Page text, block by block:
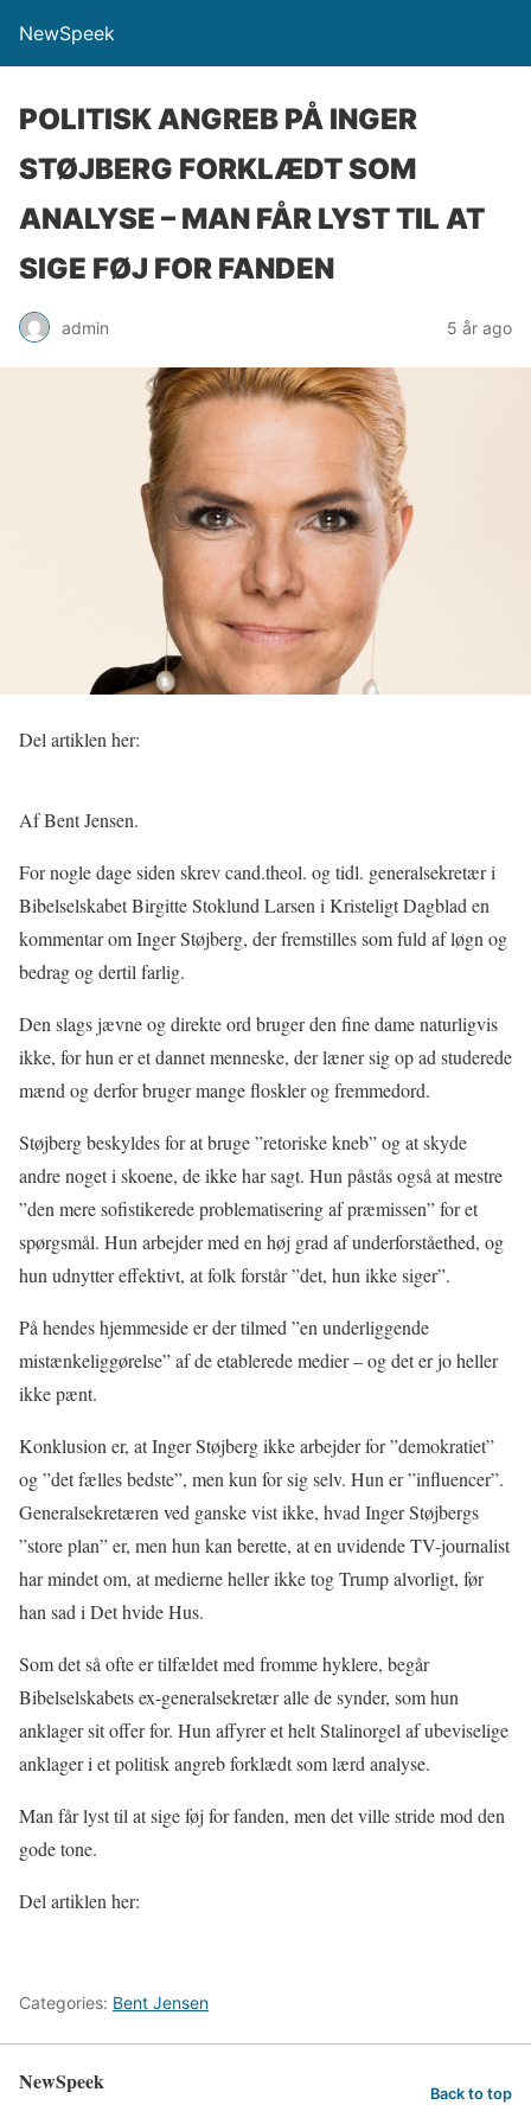
NewSpeek
POLITISK ANGREB PÅ INGER
STØJBERG FORKLÆDT SOM
ANALYSE – MAN FÅR LYST TIL AT
SIGE FØJ FOR FANDEN
admin 5 år ago
Del artiklen her:
Af Bent Jensen.
For nogle dage siden skrev cand.theol. og tidl. generalsekretær i
Bibelselskabet Birgitte Stoklund Larsen i Kristeligt Dagblad en
kommentar om Inger Støjberg, der fremstilles som fuld af løgn og
bedrag og dertil farlig.
Den slags jævne og direkte ord bruger den fine dame naturligvis
ikke, for hun er et dannet menneske, der læner sig op ad studerede
mænd og derfor bruger mange floskler og fremmedord.
Støjberg beskyldes for at bruge ”retoriske kneb” og at skyde
andre noget i skoene, de ikke har sagt. Hun påstås også at mestre
”den mere sofistikerede problematisering af præmissen” for et
spørgsmål. Hun arbejder med en høj grad af underforståethed, og
hun udnytter effektivt, at folk forstår ”det, hun ikke siger”.
På hendes hjemmeside er der tilmed ”en underliggende
mistænkeliggørelse” af de etablerede medier – og det er jo heller
ikke pænt.
Konklusion er, at Inger Støjberg ikke arbejder for ”demokratiet”
og ”det fælles bedste”, men kun for sig selv. Hun er ”influencer”.
Generalsekretæren ved ganske vist ikke, hvad Inger Støjbergs
”store plan” er, men hun kan berette, at en uvidende TV-journalist
har mindet om, at medierne heller ikke tog Trump alvorligt, før
han sad i Det hvide Hus.
Som det så ofte er tilfældet med fromme hyklere, begår
Bibelselskabets ex-generalsekretær alle de synder, som hun
anklager sit offer for. Hun affyrer et helt Stalinorgel af ubeviselige
anklager i et politisk angreb forklædt som lærd analyse.
Man får lyst til at sige føj for fanden, men det ville stride mod den
gode tone.
Del artiklen her:
Categories: Bent Jensen
NewSpeek Back to top